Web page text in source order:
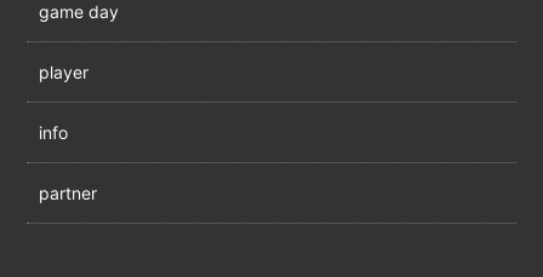
game day
player
info
partner